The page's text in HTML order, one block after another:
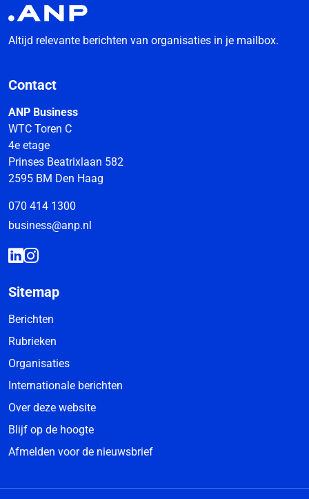
Altijd relevante berichten van organisaties in je mailbox.
Contact
ANP Business
WTC Toren C
4e etage
Prinses Beatrixlaan 582
2595 BM Den Haag
070 414 1300
business@anp.nl
Sitemap
Berichten
Rubrieken
Organisaties
Internationale berichten
Over deze website
Blijf op de hoogte
Afmelden voor de nieuwsbrief